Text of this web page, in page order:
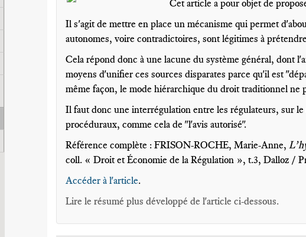
Cet article a pour objet de
Il s'agit de mettre en place un mécanisme qui permet
autonomes, voire contradictoires, sont légitimes à
Cela répond donc à une lacune du système général, dont
moyens d'unifier ces sources disparates parce qu'il est
même façon, le mode hiérarchique du droit traditionnel ne
Il faut donc une interrégulation entre les régulateurs, sur
procéduraux, comme cela de "l'avis autorisé".
Référence complète : FRISON-ROCHE, Marie-Anne,
coll. « Droit et Économie de la Régulation », t.3, Dalloz /
Accéder à l'article.
Lire le résumé plus développé de l'article ci-dessous.